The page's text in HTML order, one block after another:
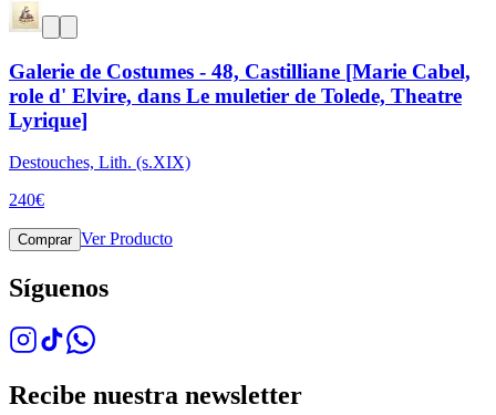
Galerie de Costumes - 48, Castilliane [Marie Cabel,
role d' Elvire, dans Le muletier de Tolede, Theatre
Lyrique]
Destouches, Lith. (s.XIX)
240€
Comprar Ver Producto
Síguenos
Recibe nuestra newsletter